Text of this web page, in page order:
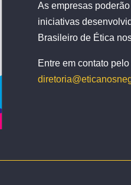
As empresas
iniciativas
Brasileiro de Ética
Entre em contato